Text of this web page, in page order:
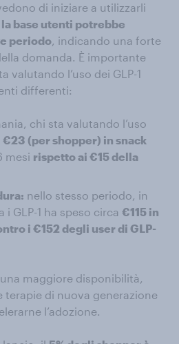
di iniziare a utilizzarli
la base utenti potrebbe
periodo, indicando una forte
domanda. È importante
valutando l’uso dei GLP-1
differenti:
chi sta valutando l’uso
€23 (per shopper) in snack
mesi rispetto ai €15 della
nello stesso periodo, in
GLP-1 ha speso circa €115 in
i €152 degli user di GLP-
maggiore disponibilità,
terapie di nuova generazione
l’adozione.